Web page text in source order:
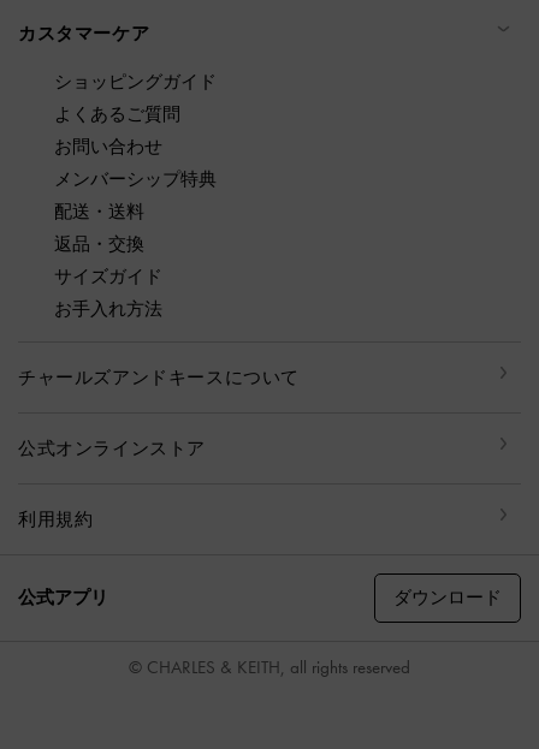
カスタマーケア
ショッピングガイド
よくあるご質問
お問い合わせ
メンバーシップ特典
配送・送料
返品・交換
サイズガイド
お手入れ方法
チャールズアンドキースについて
公式オンラインストア
利用規約
公式アプリ ダウンロード
© CHARLES & KEITH, all rights reserved